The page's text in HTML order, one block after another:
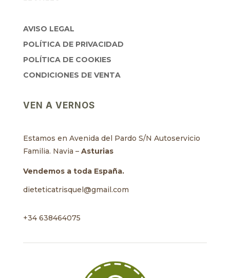
AVISO LEGAL
POLÍTICA DE PRIVACIDAD
POLÍTICA DE COOKIES
CONDICIONES DE VENTA
VEN A VERNOS
Estamos en Avenida del Pardo S/N Autoservicio
Familia. Navia – Asturias
Vendemos a toda España.
dieteticatrisquel@gmail.com
+34 638464075